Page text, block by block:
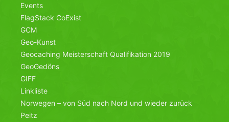
Events
FlagStack CoExist
GCM
Geo-Kunst
Geocaching Meisterschaft Qualifikation 2019
GeoGedöns
GIFF
Linkliste
Norwegen – von Süd nach Nord und wieder zurück
Peitz